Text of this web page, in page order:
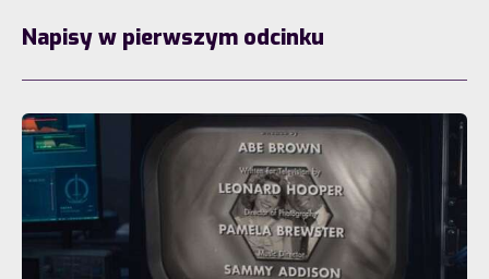
Napisy w pierwszym odcinku